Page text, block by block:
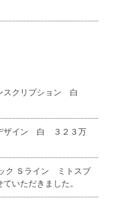
スクリプション 白
デザイン 白 ３２３万
ク Ｓライン ミトスブ
いただきました。